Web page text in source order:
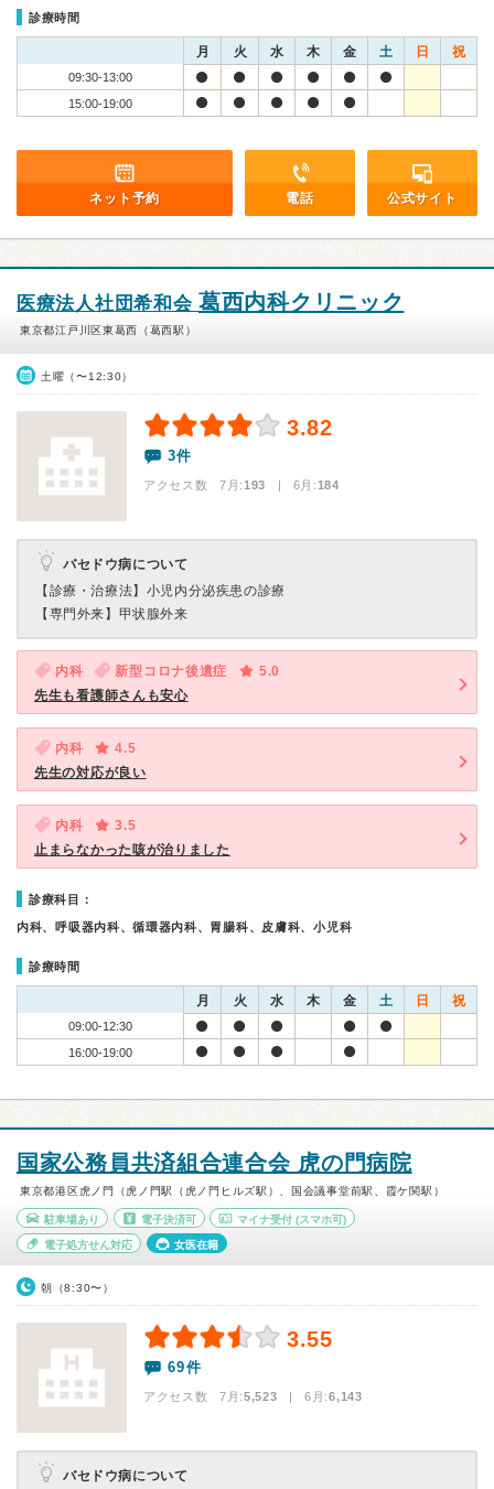
診療時間
月 火 水 木 金 土 日 祝
09:30-13:00
15:00-19:00
ネット予約 電話 公式サイト
医療法人社団希和会 葛西内科クリニック
東京都江戸川区東葛西（葛西駅）
土曜（〜12:30）
3.82
3件
アクセス数 7月:193 | 6月:184
バセドウ病について
【診療・治療法】 小児内分泌疾患の診療
【専門外来】 甲状腺外来
内科 新型コロナ後遺症
5.0
先生も看護師さんも安心
内科
4.5
先生の対応が良い
内科
3.5
止まらなかった咳が治りました
診療科目：
内科、呼吸器内科、循環器内科、胃腸科、皮膚科、小児科
診療時間
月 火 水 木 金 土 日 祝
09:00-12:30
16:00-19:00
国家公務員共済組合連合会 虎の門病院
東京都港区虎ノ門（虎ノ門駅（虎ノ門ヒルズ駅）、国会議事堂前駅、霞ケ関駅）
駐車場あり 電子決済可 マイナ受付 (スマホ可)
電子処方せん対応 女医在籍
朝（8:30〜）
3.55
69件
アクセス数 7月:5,523 | 6月:6,143
バセドウ病について